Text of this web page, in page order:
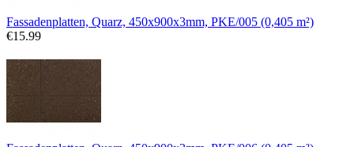
Fassadenplatten, Quarz, 450x900x3mm, PKE/005 (0,405 m²)
€15.99